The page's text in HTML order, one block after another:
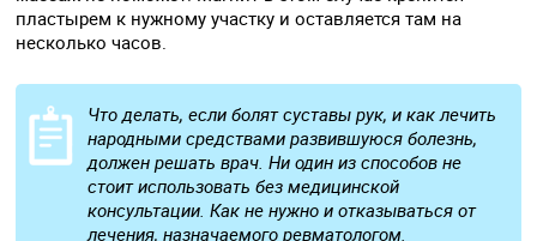
пластырем к нужному участку и оставляется там на
несколько часов.
Что делать, если болят суставы рук, и как лечить
народными средствами развившуюся болезнь,
должен решать врач. Ни один из способов не
стоит использовать без медицинской
консультации. Как не нужно и отказываться от
лечения, назначаемого ревматологом.